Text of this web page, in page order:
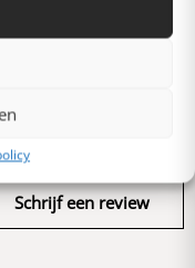
Schrijf een review